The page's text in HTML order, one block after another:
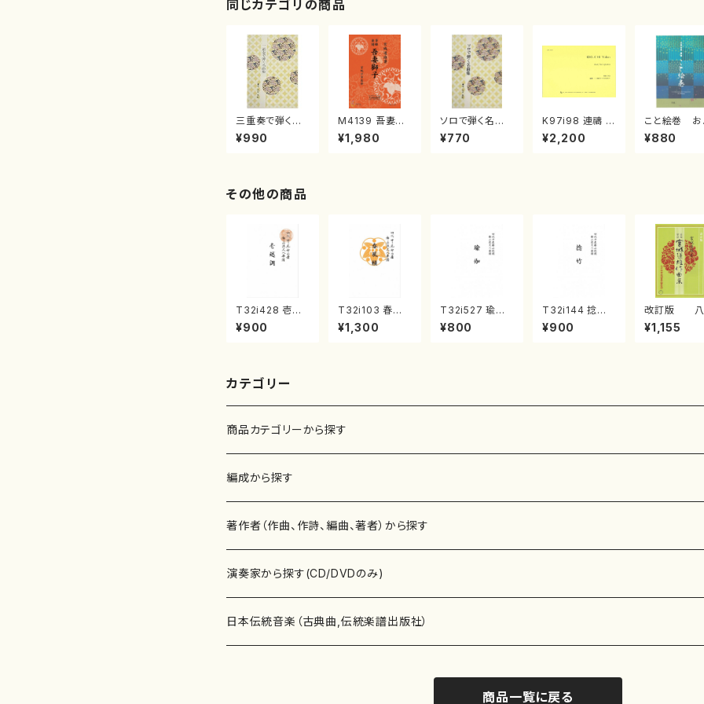
同じカテゴリの商品
三重奏で弾く名
曲集 クリスマ
スメドレー( 箏
¥990
M4139 吾妻獅
子《箏曲楽譜》
（箏/宮城道雄
¥1,980
ソロで弾く名曲
集 クリスマス・
イブ／恋人がサ
¥770
K97i98 連禱 :
2台ピアノのため
の（2 Pianos /
¥2,200
こと絵巻 お
戸日本橋
¥880
その他の商品
T32i428 壱越
調（尺八/初代 中
村双葉/楽譜）都
¥900
T32i103 春風
籟（尺八/初代 石
垣征山/尺八/都
¥1,300
T32i527 瑜伽
（尺八/大月宗明/
楽譜）都山流公
¥800
T32i144 捻竹
（尺八/一瀬星山/
尺八/都山式譜）
¥900
改訂版 八
代獅子編
（編曲八千代獅
¥1,155
カテゴリー
商品カテゴリーから探す
楽譜
書籍
書籍
テキストブック
CD・DVD
チケット
編成から探す
邦楽器
箏・琴（ソロ）
箏・琴（合奏）
合唱
混声合唱
歌・声
著作者（作曲、作詩、編曲、著者）から探す
あ行
青木省三(アオキ ショウゾウ)
か行
演奏家から探す(CD/DVDのみ)
邦楽（箏、三味線、尺八等）演奏家
日本伝統音楽（古典曲,伝統楽譜出版社）
商品一覧に戻る